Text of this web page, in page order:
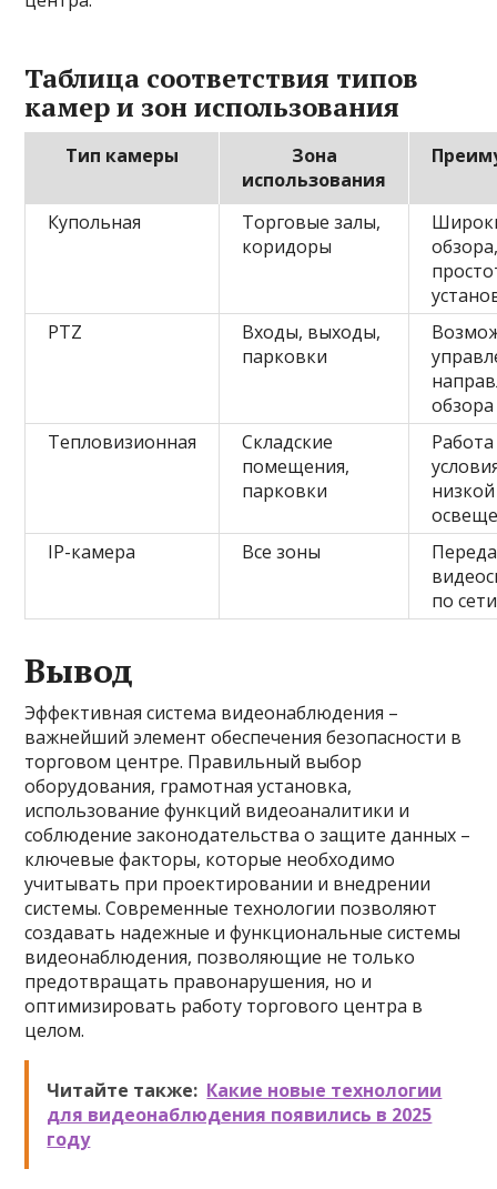
Таблица соответствия типов
камер и зон использования
Тип камеры
Зона
использования
Купольная
Торговые залы,
коридоры
PTZ
Входы, выходы,
парковки
обзора
Тепловизионная
Складские
помещения,
парковки
низкой
IP-камера
Все зоны
по сети
Вывод
Эффективная система видеонаблюдения –
важнейший элемент обеспечения безопасности в
торговом центре. Правильный выбор
оборудования, грамотная установка,
использование функций видеоаналитики и
соблюдение законодательства о защите данных –
ключевые факторы, которые необходимо
учитывать при проектировании и внедрении
системы. Современные технологии позволяют
создавать надежные и функциональные системы
видеонаблюдения, позволяющие не только
предотвращать правонарушения, но и
оптимизировать работу торгового центра в
целом.
Читайте также: Какие новые технологии
для видеонаблюдения появились в 2025
году